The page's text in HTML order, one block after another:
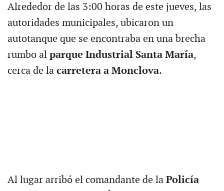
Alrededor de las 3:00 horas de este jueves, las
autoridades municipales, ubicaron un
autotanque que se encontraba en una brecha
rumbo al parque Industrial Santa María,
cerca de la carretera a Monclova.
Al lugar arribó el comandante de la Policía